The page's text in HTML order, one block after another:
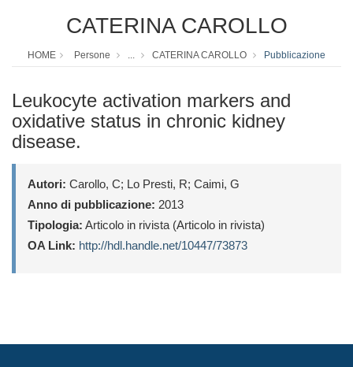
CATERINA CAROLLO
HOME Persone ... CATERINA CAROLLO Pubblicazione
Leukocyte activation markers and
oxidative status in chronic kidney
disease.
Autori: Carollo, C; Lo Presti, R; Caimi, G
Anno di pubblicazione: 2013
Tipologia: Articolo in rivista (Articolo in rivista)
OA Link: http://hdl.handle.net/10447/73873